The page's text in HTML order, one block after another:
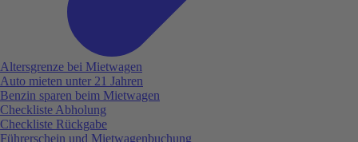
Altersgrenze bei Mietwagen
Auto mieten unter 21 Jahren
Benzin sparen beim Mietwagen
Checkliste Abholung
Checkliste Rückgabe
Führerschein und Mietwagenbuchung